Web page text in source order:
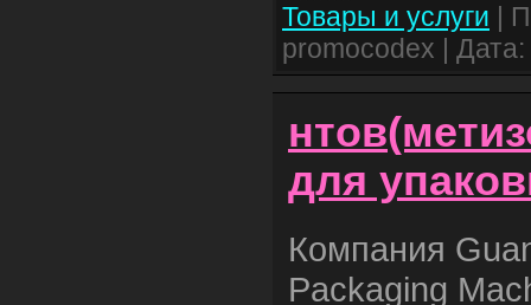
Товары и услуги
promocodex
Дата:
для
Компания
Packaging